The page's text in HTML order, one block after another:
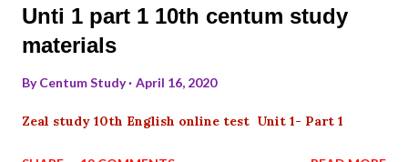
Unti 1 part 1 10th centum study
materials
ByCentum Study April 16, 2020
Zeal study 10th English online test Unit 1- Part 1